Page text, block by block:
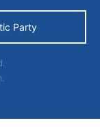
Party